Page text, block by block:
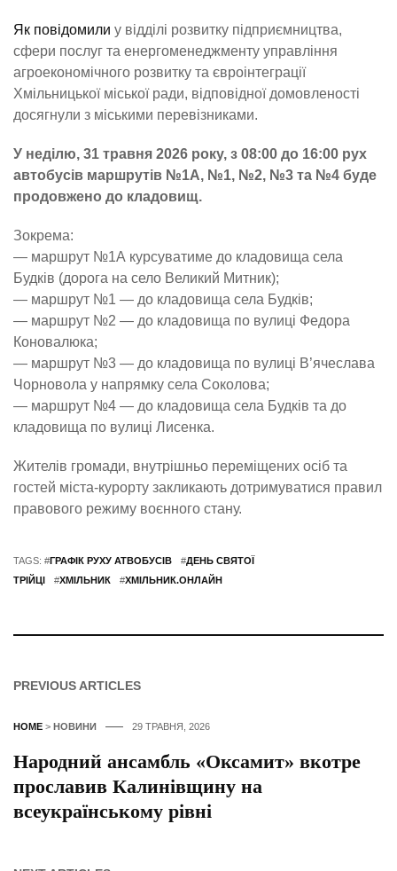
Як повідомили у відділі розвитку підприємництва,
сфери послуг та енергоменеджменту управління
агроекономічного розвитку та євроінтеграції
Хмільницької міської ради, відповідної домовленості
досягнули з міськими перевізниками.
У неділю, 31 травня 2026 року, з 08:00 до 16:00 рух
автобусів маршрутів №1А, №1, №2, №3 та №4 буде
продовжено до кладовищ.
Зокрема:
— маршрут №1А курсуватиме до кладовища села
Будків (дорога на село Великий Митник);
— маршрут №1 — до кладовища села Будків;
— маршрут №2 — до кладовища по вулиці Федора
Коновалюка;
— маршрут №3 — до кладовища по вулиці В’ячеслава
Чорновола у напрямку села Соколова;
— маршрут №4 — до кладовища села Будків та до
кладовища по вулиці Лисенка.
Жителів громади, внутрішньо переміщених осіб та
гостей міста-курорту закликають дотримуватися правил
правового режиму воєнного стану.
TAGS: #ГРАФІК РУХУ АТВОБУСІВ #ДЕНЬ СВЯТОЇ
ТРІЙЦІ
#ХМІЛЬНИК #ХМІЛЬНИК.ОНЛАЙН
PREVIOUS ARTICLES
HOME > НОВИНИ 29 ТРАВНЯ, 2026
Народний ансамбль «Оксамит» вкотре
прославив Калинівщину на
всеукраїнському рівні